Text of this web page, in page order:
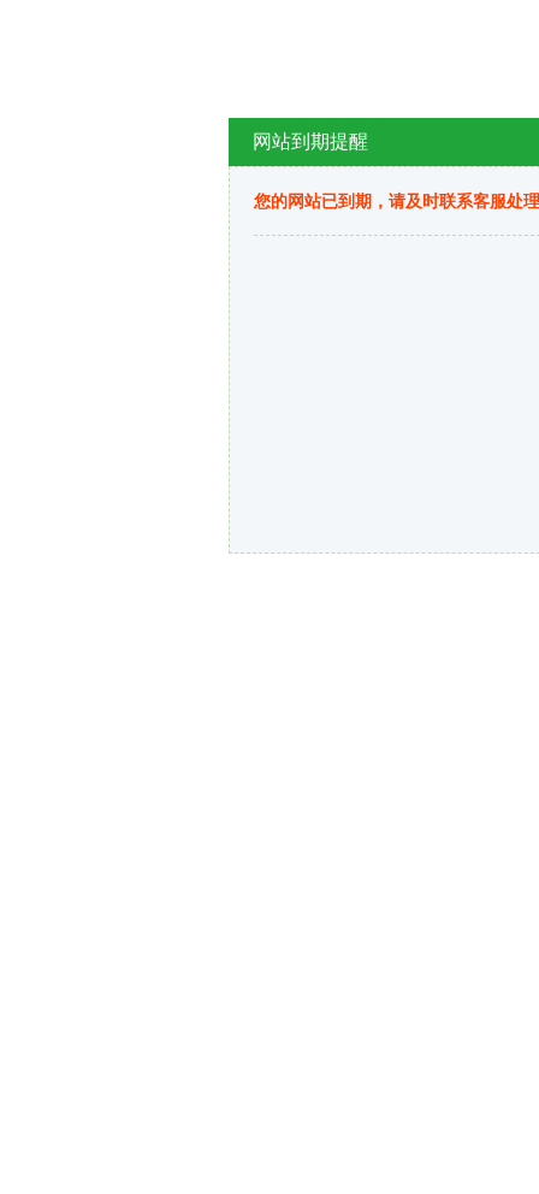
网站到期提醒
您的网站已到期，请及时联系客服处理